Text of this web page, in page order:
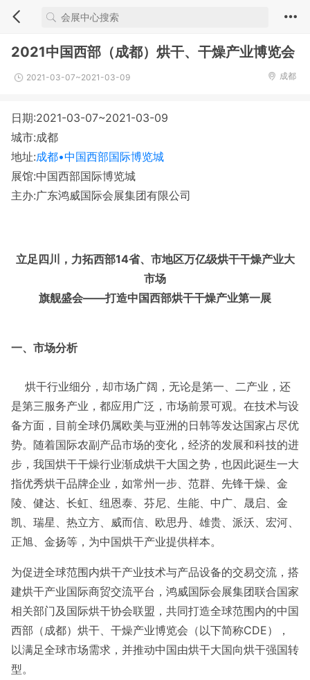
2021中国西部（成都）烘干、干燥产业博览会
2021-03-07~2021-03-09 成都
日期:2021-03-07~2021-03-09
城市:成都
地址:成都•中国西部国际博览城
展馆:中国西部国际博览城
主办:广东鸿威国际会展集团有限公司
立足四川，力拓西部14省、市地区万亿级烘干干燥产业大
市场
旗舰盛会——打造中国西部烘干干燥产业第一展
一、市场分析
烘干行业细分，却市场广阔，无论是第一、二产业，还
是第三服务产业，都应用广泛，市场前景可观。在技术与设
备方面，目前全球仍属欧美与亚洲的日韩等发达国家占尽优
势。随着国际农副产品市场的变化，经济的发展和科技的进
步，我国烘干干燥行业渐成烘干大国之势，也因此诞生一大
指优秀烘干品牌企业，如常州一步、范群、先锋干燥、金
陵、健达、长虹、纽恩泰、芬尼、生能、中广、晟启、金
凯、瑞星、热立方、威而信、欧思丹、雄贵、派沃、宏河、
正旭、金扬等，为中国烘干产业提供样本。
为促进全球范围内烘干产业技术与产品设备的交易交流，搭
建烘干产业国际商贸交流平台，鸿威国际会展集团联合国家
相关部门及国际烘干协会联盟，共同打造全球范围内的中国
西部（成都）烘干、干燥产业博览会（以下简称CDE），
以满足全球市场需求，并推动中国由烘干大国向烘干强国转
型。